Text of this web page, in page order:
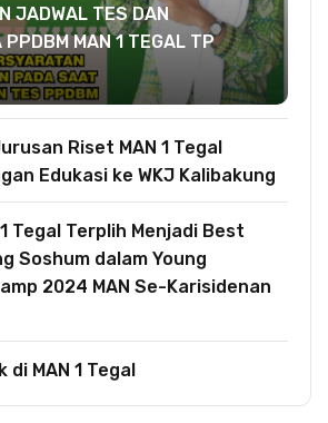
JADWAL TES DAN
PPDBM MAN 1 TEGAL TP
Riset MAN 1 Tegal
Edukasi ke WKJ Kalibakung
Tegal Terplih Menjadi Best
Soshum dalam Young
2024 MAN Se-Karisidenan
MAN 1 Tegal